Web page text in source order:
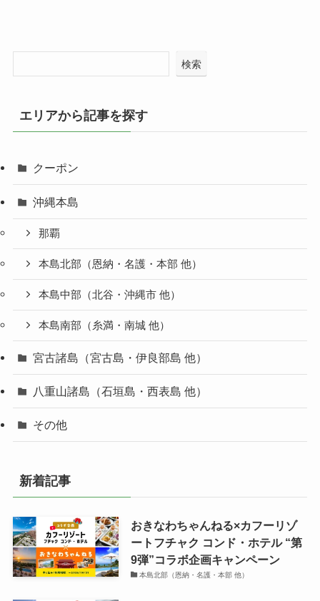
検索
エリアから記事を探す
クーポン
沖縄本島
那覇
本島北部（恩納・名護・本部 他）
本島中部（北谷・沖縄市 他）
本島南部（糸満・南城 他）
宮古諸島（宮古島・伊良部島 他）
八重山諸島（石垣島・西表島 他）
その他
新着記事
おきなわちゃんねる×カフーリゾ
ートフチャク コンド・ホテル “第
9弾”コラボ企画キャンペーン
本島北部（恩納・名護・本部 他）